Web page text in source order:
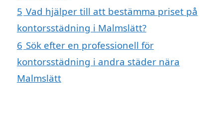
5 Vad hjälper till att bestämma priset på
kontorsstädning i Malmslätt?
6 Sök efter en professionell för
kontorsstädning i andra städer nära
Malmslätt